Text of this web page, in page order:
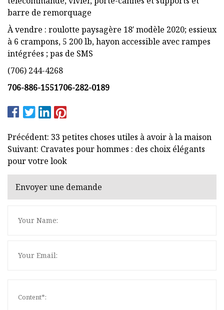
barre de remorquage
À vendre : roulotte paysagère 18′ modèle 2020; essieux
à 6 crampons, 5 200 lb, hayon accessible avec rampes
intégrées ; pas de SMS
(706) 244-4268
706-886-1551706-282-0189
Précédent: 33 petites choses utiles à avoir à la maison
Suivant: Cravates pour hommes : des choix élégants
pour votre look
Envoyer une demande